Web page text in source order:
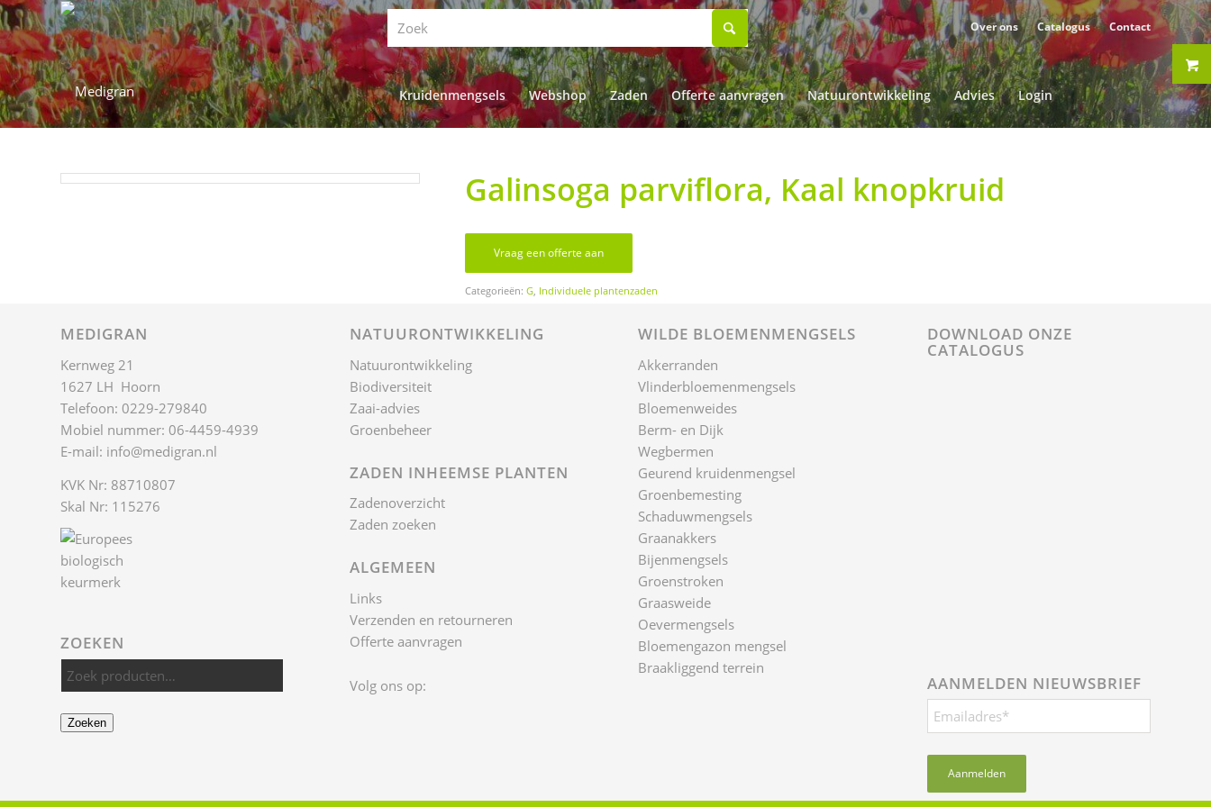
Over ons Catalogus Contact
Kruidenmengsels Webshop Zaden Offerte aanvragen Natuurontwikkeling Advies Login
Galinsoga parviflora, Kaal knopkruid
Vraag een offerte aan
Categorieën:G, Individuele plantenzaden
MEDIGRAN
Kernweg 21
1627 LH Hoorn
Telefoon: 0229-279840
Mobiel nummer: 06-4459-4939
E-mail: info@medigran.nl
KVK Nr: 88710807
Skal Nr: 115276
ZOEKEN
Zoeken
NATUURONTWIKKELING
Natuurontwikkeling
Biodiversiteit
Zaai-advies
Groenbeheer
ZADEN INHEEMSE PLANTEN
Zadenoverzicht
Zaden zoeken
ALGEMEEN
Links
Verzenden en retourneren
Offerte aanvragen
Volg ons op:
WILDE BLOEMENMENGSELS
Akkerranden
Vlinderbloemenmengsels
Bloemenweides
Berm- en Dijk
Wegbermen
Geurend kruidenmengsel
Groenbemesting
Schaduwmengsels
Graanakkers
Bijenmengsels
Groenstroken
Graasweide
Oevermengsels
Bloemengazon mengsel
Braakliggend terrein
DOWNLOAD ONZE
CATALOGUS
AANMELDEN NIEUWSBRIEF